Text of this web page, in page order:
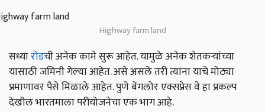
Highway farm land
सध्यारोडची अनेक कामे सुरू आहेत. यामुळे अनेक शेतकऱ्यांच्या
यासाठी जमिनी गेल्या आहेत. असे असले तरी त्यांना याचे मोठ्या
प्रमाणावर पैसे मिळाले आहेत. पुणे बेंगलोर एक्सप्रेस वे हा प्रकल्प
देखील भारतमाला परीयोजनेचा एक भाग आहे.